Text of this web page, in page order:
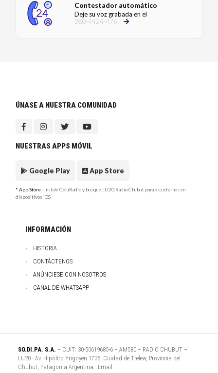
Contestador automático
Deje su voz grabada en el
280-4424-476
ÚNASE A NUESTRA COMUNIDAD
NUESTRAS APPS MÓVIL
Google Play App Store
* App Store- Instale CeluRadio y busque LU20 Radio Chubut para escucharnos en
dispositivos iOS
INFORMACIÓN
HISTORIA
CONTÁCTENOS
ANÚNCIESE CON NOSOTROS
CANAL DE WHATSAPP
SO.DI.PA. S.A. – CUIT: 30-50619685-6 – AM580 – RADIO CHUBUT –
LU20 - Av. Hipólito Yrigoyen 1735, Ciudad de Trelew, Provincia del
Chubut, Patagonia Argentina - Email: